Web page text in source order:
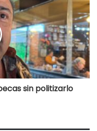
sin politizarlo